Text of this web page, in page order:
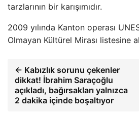
tarzlarının bir karışımıdır.
2009 yılında Kanton operası
Olmayan Kültürel Mirası listesine
← Kabızlık sorunu çekenler
dikkat! İbrahim Saraçoğlu
açıkladı, bağırsakları yalnızca
2 dakika içinde boşaltıyor